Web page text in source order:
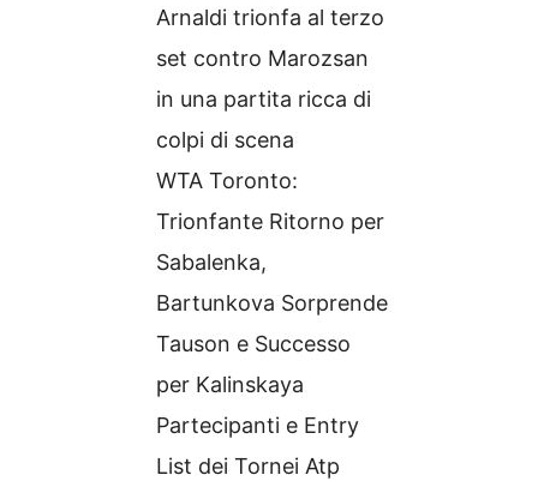
Arnaldi trionfa al terzo
set contro Marozsan
in una partita ricca di
colpi di scena
WTA Toronto:
Trionfante Ritorno per
Sabalenka,
Bartunkova Sorprende
Tauson e Successo
per Kalinskaya
Partecipanti e Entry
List dei Tornei Atp